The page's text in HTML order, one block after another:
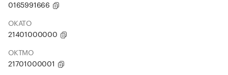
0165991666
ОКАТО
21401000000
ОКТМО
21701000001